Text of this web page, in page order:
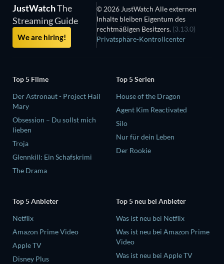
JustWatchThe
Streaming Guide
We are hiring!
© 2026 JustWatch Alle externen
Inhalte bleiben Eigentum des
rechtmäßigen Besitzers. (3.13.0)
Privatsphäre-Kontrollcenter
Top 5 Filme
Der Astronaut - Project Hail
Mary
Obsession – Du sollst mich
lieben
Troja
Glennkill: Ein Schafskrimi
The Drama
Top 5 Serien
House of the Dragon
Agent Kim Reactivated
Silo
Nur für dein Leben
Der Rookie
Top 5 Anbieter
Netflix
Amazon Prime Video
Apple TV
Disney Plus
Top 5 neu bei Anbieter
Was ist neu bei Netflix
Was ist neu bei Amazon Prime
Video
Was ist neu bei Apple TV